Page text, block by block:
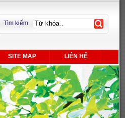
Tìm kiếm
SITE MAP LIÊN HỆ